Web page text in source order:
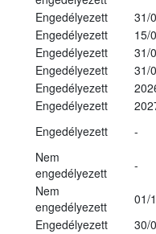
Engedélyezett
31/
Engedélyezett
15/
Engedélyezett
31/
Engedélyezett
31/
Engedélyezett
Engedélyezett
Engedélyezett -
Nem
engedélyezett
-
Nem
engedélyezett
01/
Engedélyezett 30/